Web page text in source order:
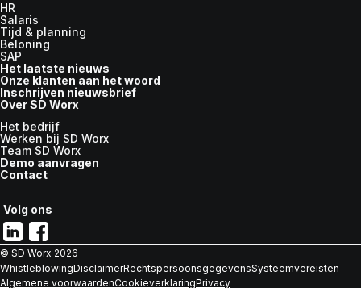
HR
Salaris
Tijd & planning
Beloning
SAP
Het laatste nieuws
Onze klanten aan het woord
Inschrijven nieuwsbrief
Over SD Worx
Het bedrijf
Werken bij SD Worx
Team SD Worx
Demo aanvragen
Contact
Volg ons
© SD Worx 2026
WhistleblowingDisclaimerRechtspersoonsgegevensSysteemvereisten
Algemene voorwaardenCookieverklaringPrivacy